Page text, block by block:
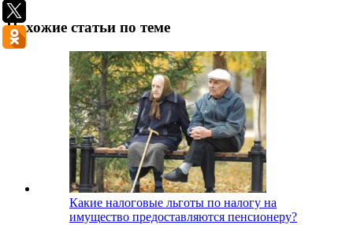
Похожие статьи по теме
Какие налоговые льготы по налогу на
имущество предоставляются пенсионеру?